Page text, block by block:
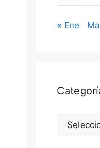
« Ene
Categorías